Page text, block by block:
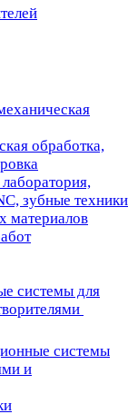
обработка,
зубные техники
материалов
системы для
системы
и